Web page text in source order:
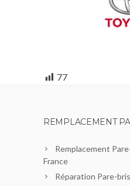
77
REMPLACEMENT
Remplacement
France
Réparation Pare-